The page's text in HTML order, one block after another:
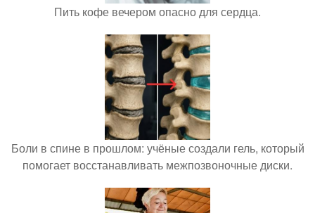
Пить кофе вечером опасно для сердца.
Боли в спине в прошлом: учёные создали гель, который
помогает восстанавливать межпозвоночные диски.